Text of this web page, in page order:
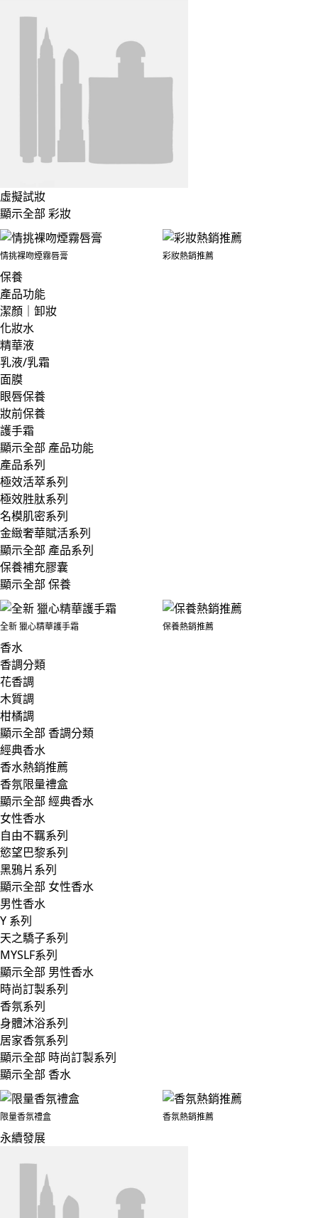
虛擬試妝
顯示全部 彩妝
情挑裸吻煙霧唇膏 彩妝熱銷推薦
保養
產品功能
潔顏｜卸妝
化妝水
精華液
乳液/乳霜
面膜
眼唇保養
妝前保養
護手霜
顯示全部 產品功能
產品系列
極效活萃系列
極效胜肽系列
名模肌密系列
金緻奢華賦活系列
顯示全部 產品系列
保養補充膠囊
顯示全部 保養
全新 獵心精華護手霜 保養熱銷推薦
香水
香調分類
花香調
木質調
柑橘調
顯示全部 香調分類
經典香水
香水熱銷推薦
香氛限量禮盒
顯示全部 經典香水
女性香水
自由不羈系列
慾望巴黎系列
黑鴉片系列
顯示全部 女性香水
男性香水
Y 系列
天之驕子系列
MYSLF系列
顯示全部 男性香水
時尚訂製系列
香氛系列
身體沐浴系列
居家香氛系列
顯示全部 時尚訂製系列
顯示全部 香水
限量香氛禮盒 香氛熱銷推薦
永續發展